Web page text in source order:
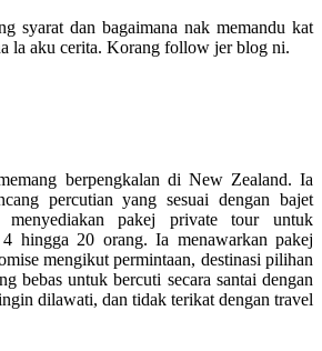
syarat dan bagaimana nak memandu kat
la aku cerita. Korang follow jer blog ni.
berpengkalan di New Zealand. Ia
percutian yang sesuai dengan bajet
pakej private tour untuk
hingga 20 orang. Ia menawarkan pakej
mengikut permintaan, destinasi pilihan
bebas untuk bercuti secara santai dengan
dilawati, dan tidak terikat dengan travel